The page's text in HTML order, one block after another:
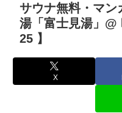
サウナ無料・マン
湯「富士見湯」
25 】
X